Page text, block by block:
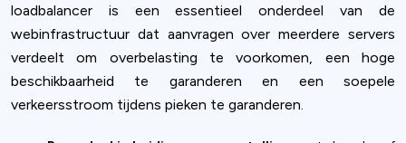
loadbalancer is een essentieel onderdeel van de
webinfrastructuur dat aanvragen over meerdere servers
verdeelt om overbelasting te voorkomen, een hoge
beschikbaarheid te garanderen en een soepele
verkeersstroom tijdens pieken te garanderen.